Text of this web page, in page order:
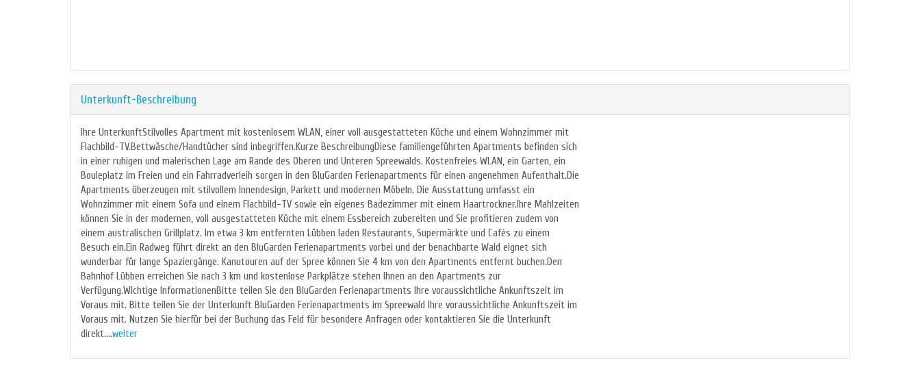
Unterkunft-Beschreibung
Ihre UnterkunftStilvolles Apartment mit kostenlosem WLAN, einer voll ausgestatteten Küche und einem Wohnzimmer mit
Flachbild-TV.Bettwäsche/Handtücher sind inbegriffen.Kurze BeschreibungDiese familiengeführten Apartments befinden sich
in einer ruhigen und malerischen Lage am Rande des Oberen und Unteren Spreewalds. Kostenfreies WLAN, ein Garten, ein
Bouleplatz im Freien und ein Fahrradverleih sorgen in den BluGarden Ferienapartments für einen angenehmen Aufenthalt.Die
Apartments überzeugen mit stilvollem Innendesign, Parkett und modernen Möbeln. Die Ausstattung umfasst ein
Wohnzimmer mit einem Sofa und einem Flachbild-TV sowie ein eigenes Badezimmer mit einem Haartrockner.Ihre Mahlzeiten
können Sie in der modernen, voll ausgestatteten Küche mit einem Essbereich zubereiten und Sie profitieren zudem von
einem australischen Grillplatz. Im etwa 3 km entfernten Lübben laden Restaurants, Supermärkte und Cafés zu einem
Besuch ein.Ein Radweg führt direkt an den BluGarden Ferienapartments vorbei und der benachbarte Wald eignet sich
wunderbar für lange Spaziergänge. Kanutouren auf der Spree können Sie 4 km von den Apartments entfernt buchen.Den
Bahnhof Lübben erreichen Sie nach 3 km und kostenlose Parkplätze stehen Ihnen an den Apartments zur
Verfügung.Wichtige InformationenBitte teilen Sie den BluGarden Ferienapartments Ihre voraussichtliche Ankunftszeit im
Voraus mit. Bitte teilen Sie der Unterkunft BluGarden Ferienapartments im Spreewald Ihre voraussichtliche Ankunftszeit im
Voraus mit. Nutzen Sie hierfür bei der Buchung das Feld für besondere Anfragen oder kontaktieren Sie die Unterkunft
direkt....weiter